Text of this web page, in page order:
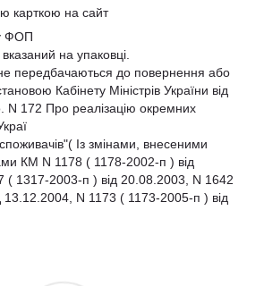
на сайт
ФОП
на упаковці.
передбачаються до повернення або
Кабінету Міністрів України від
N 172 Про реалізацію окремних
Із змінами, внесеними
КМ N 1178 ( 1178-2002-п ) від
( 1317-2003-п ) від 20.08.2003, N 1642
13.12.2004, N 1173 ( 1173-2005-п ) від